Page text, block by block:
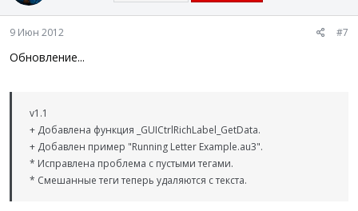
9 Июн 2012 #7
Обновление...
v1.1
+ Добавлена функция _GUICtrlRichLabel_GetData.
+ Добавлен пример "Running Letter Example.au3".
* Исправлена проблема с пустыми тегами.
* Смешанные теги теперь удаляются с текста.